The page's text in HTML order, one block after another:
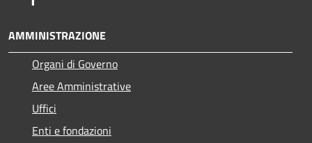
AMMINISTRAZIONE
Organi di Governo
Aree Amministrative
Uffici
Enti e fondazioni